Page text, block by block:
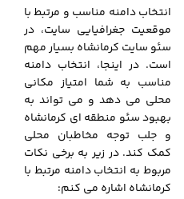
انتخاب دامنه مناسب و مرتبط با
موقعیت جغرافیایی سایت، در
سئو سایت کرمانشاه بسیار مهم
است. در اینجا، انتخاب دامنه
مناسب به شما امتیاز مکانی
محلی می دهد و می تواند به
بهبود سئو منطقه ای کرمانشاه
و جلب توجه مخاطبان محلی
کمک کند. در زیر به برخی نکات
مربوط به انتخاب دامنه مرتبط با
کرمانشاه اشاره می کنم: